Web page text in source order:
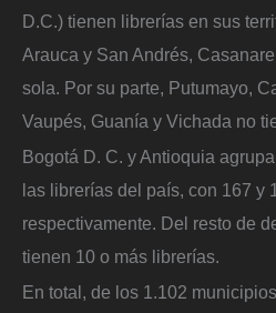
D.C.) tienen librerías en sus
Arauca y San Andrés,
sola. Por su parte, Putumayo,
Vaupés, Guanía y Vichada no
Bogotá D. C. y Antioquia
las librerías del país, con 167 y
respectivamente. Del resto de
tienen 10 o más librerías.
En total, de los 1.102